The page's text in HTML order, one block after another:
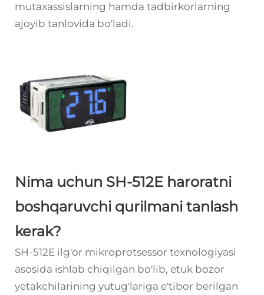
mutaxassislarning hamda tadbirkorlarning
ajoyib tanlovida bo'ladi.
Nima uchun SH-512E haroratni
boshqaruvchi qurilmani tanlash
kerak?
SH-512E ilg'or mikroprotsessor texnologiyasi
asosida ishlab chiqilgan bo'lib, etuk bozor
yetakchilarining yutug'lariga e'tibor berilgan